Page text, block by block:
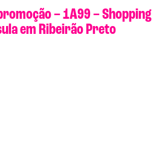
– 1A99 – Shopping
em Ribeirão Preto